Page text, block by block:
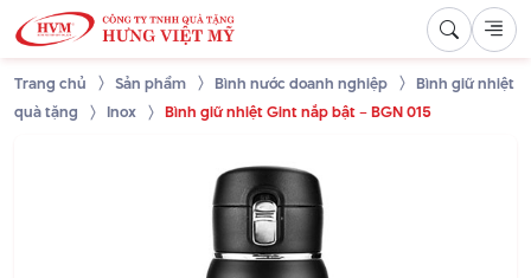
Trang chủ Sản phẩm Bình nước doanh nghiệp
Bình giữ nhiệt
quà tặng
Inox Bình giữ nhiệt Gint nắp bật – BGN 015